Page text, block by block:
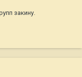
закину.